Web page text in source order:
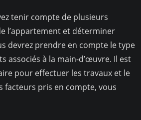
tenir compte de plusieurs
l’appartement et déterminer
devrez prendre en compte le type
associés à la main-d’œuvre. Il est
pour effectuer les travaux et le
facteurs pris en compte, vous